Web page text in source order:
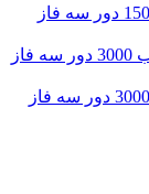
الکترو موتور چینی 55 کیلووات 75 اسب 1500 دور سه فاز
الکترو موتور چینی 75 کیلووات 100 اسب 3000 دور سه فاز